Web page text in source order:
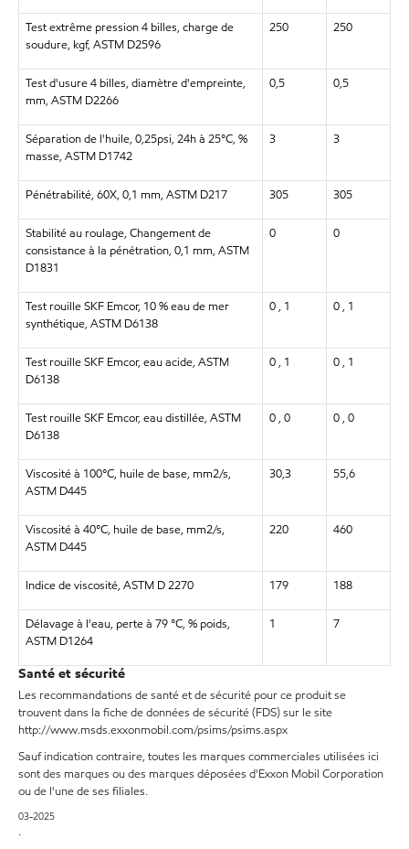
Test extrême pression 4 billes, charge de
soudure, kgf, ASTM D2596
250 250
Test d'usure 4 billes, diamètre d'empreinte,
mm, ASTM D2266
0,5 0,5
Séparation de l'huile, 0,25psi, 24h à 25°C, %
masse, ASTM D1742
3 3
Pénétrabilité, 60X, 0,1 mm, ASTM D217 305 305
Stabilité au roulage, Changement de
consistance à la pénétration, 0,1 mm, ASTM
D1831
0 0
Test rouille SKF Emcor, 10 % eau de mer
synthétique, ASTM D6138
0 , 1 0 , 1
Test rouille SKF Emcor, eau acide, ASTM
D6138
0 , 1 0 , 1
Test rouille SKF Emcor, eau distillée, ASTM
D6138
0 , 0 0 , 0
Viscosité à 100°C, huile de base, mm2/s,
ASTM D445
30,3 55,6
Viscosité à 40°C, huile de base, mm2/s,
ASTM D445
220 460
Indice de viscosité, ASTM D 2270 179 188
Délavage à l'eau, perte à 79 °C, % poids,
ASTM D1264
1 7
Santé et sécurité
Les recommandations de santé et de sécurité pour ce produit se
trouvent dans la fiche de données de sécurité (FDS) sur le site
http://www.msds.exxonmobil.com/psims/psims.aspx
Sauf indication contraire, toutes les marques commerciales utilisées ici
sont des marques ou des marques déposées d'Exxon Mobil Corporation
ou de l'une de ses filiales.
03-2025
.